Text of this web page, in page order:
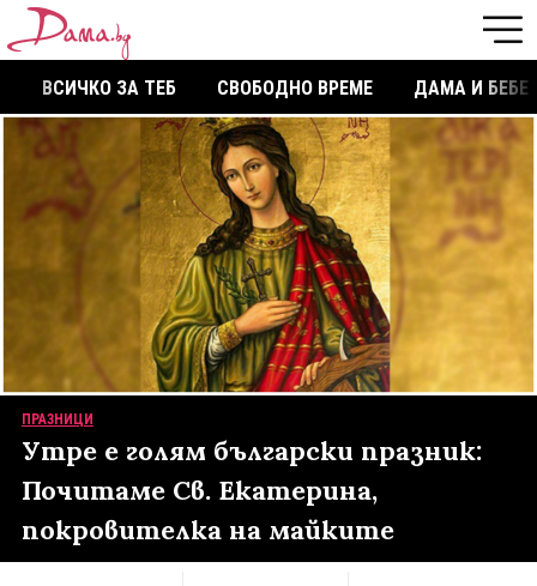
ВСИЧКО ЗА ТЕБ СВОБОДНО ВРЕМЕ ДАМА И БЕБЕ
ПРАЗНИЦИ
Утре е голям български празник:
Почитаме Св. Екатерина,
покровителка на майките